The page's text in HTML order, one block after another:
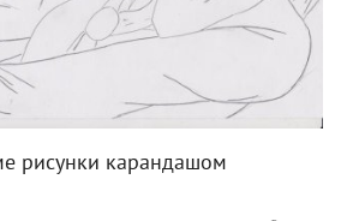
рисунки карандашом